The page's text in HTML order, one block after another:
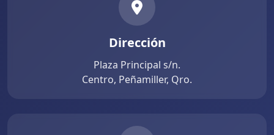
Dirección
Plaza Principal s/n.
Centro, Peñamiller, Qro.